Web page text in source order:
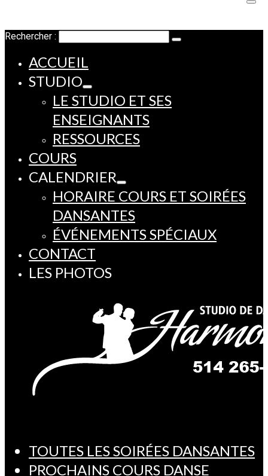
Rechercher :
ACCUEIL
STUDIO
LE STUDIO ET SES
ENSEIGNANTS
RESSOURCES
COURS
CALENDRIER
HORAIRE COURS ET SOIRÉES
DANSANTES
ÉVÉNEMENTS SPÉCIAUX
CONTACT
LES PHOTOS
TOUTES LES SOIRÉES DANSANTES
PROCHAINS COURS DANSE